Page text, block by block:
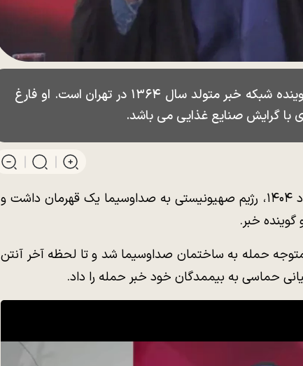
سحر امامی مجری تلویزیون و گوینده شبکه خبر متولد سال ۱۳۶۴ در تهران است. او فارغ
با گرایش صنایع غذایی می باشد.
حمله عصر امروز، ۲۶ خرداد ۱۴۰۴، رژیم صهیونیستی به صداوسیما یک قهرمان داشت و
خبر.
متوجه حمله به ساختمان صداوسیما شد و تا لحظه آخر آنتن
حماسی به بیممدگان خود خبر حمله را داد.